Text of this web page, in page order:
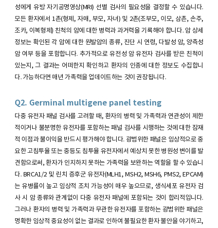
성에게 유방 자기공명영상(MRI) 선별 검사의 필요성을 결정할 수 있습니다.
모든 환자에서 1촌(형제, 자매, 부모, 자녀) 및 2촌(조부모, 이모, 삼촌, 손주,
조카, 이복형제) 친척의 암에 대한 병력과 과거력을 기록해야 합니다. 암 상세
정보는 확인된 각 암에 대한 원발암의 종류, 진단 시 연령, 다발성 암, 양측성
암 여부 등을 포함합니다. 추가적으로 유전성 암 유전자 검사를 받은 친척이
있는지, 그 결과는 어떠한지 확인하고 환자의 인종에 대한 정보도 수집합니
다. 가능하다면 매년 가족력을 업데이트하는 것이 권장됩니다.
Q2. Germinal multigene panel testing
다중 유전자 패널 검사를 고려할 때, 환자의 병력 및 가족력과 연관성이 제한
적이거나 불분명한 유전자를 포함하는 패널 검사를 시행하는 것에 대한 잠재
적 이점과 불이익을 반드시 평가해야 합니다. 광범위한 패널은 임상적으로 중
요한 고침투율 또는 중등도 침투율 유전자에서 예상치 못한 병원성 변이를 발
견함으로써, 환자가 인지하지 못하는 가족력을 보완하는 역할을 할 수 있습니
다. BRCA1/2 및 린치 증후군 유전자(MLH1, MSH2, MSH6, PMS2, EPCAM)
는 유병률이 높고 임상적 조치 가능성이 매우 높으므로, 생식세포 유전자 검
사 시 암 종류와 관계없이 다중 유전자 패널에 포함되는 것이 합리적입니다.
그러나 환자의 병력 및 가족력과 무관한 유전자를 포함하는 광범위한 패널은
명확한 임상적 중요성이 없는 결과로 인하여 불필요한 환자 불안을 야기하고,